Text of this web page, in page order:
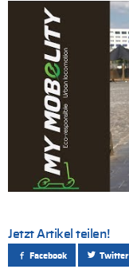
Jetzt Artikel teilen!
Facebook Twitter